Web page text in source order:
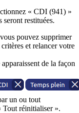
« CDI (941) »
restituées.
pouvez supprimer
et relancer votre
de la façon
un ou tout
Tout réinitialiser ».